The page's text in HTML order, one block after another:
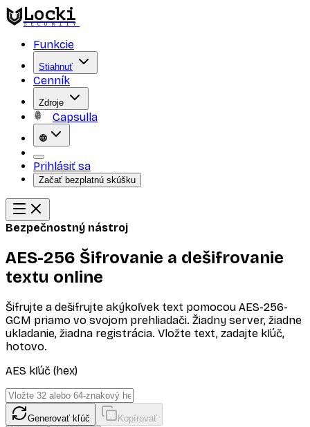
Locki
SECURITY
Funkcie
Stiahnuť
Cenník
Zdroje
Capsulla
Prihlásiť sa
Začať bezplatnú skúšku
Bezpečnostný nástroj
AES-256 Šifrovanie a dešifrovanie
textu online
Šifrujte a dešifrujte akýkoľvek text pomocou AES-256-
GCM priamo vo svojom prehliadači. Žiadny server, žiadne
ukladanie, žiadna registrácia. Vložte text, zadajte kľúč,
hotovo.
AES kľúč (hex)
Generovať kľúč
Kopírovať